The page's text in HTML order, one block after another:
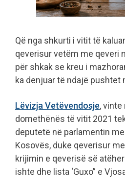
Që nga shkurti i vitit të
qeverisur vetëm me qeveri
për shkak se kreu i
ka denjuar të ndajë pushtet
Lëvizja Vetëvendosje,
domethënës të vitit 2021
deputetë në parlamentin
Kosovës, duke qeverisur
krijimin e qeverisë së
ishte dhe lista ‘Guxo” e